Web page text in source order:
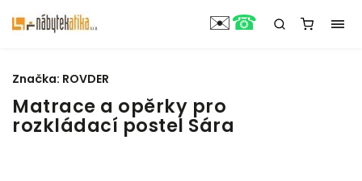
Matrace a opěrky pro
rozkládací postel Sára
Značka: ROVDER
✉️☎